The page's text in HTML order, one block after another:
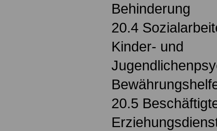
Behinderung
20.4
Kinder- und
20.5